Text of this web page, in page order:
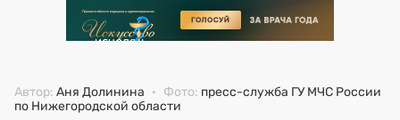
Автор: Аня Долинина · Фото: пресс-служба ГУ МЧС России
по Нижегородской области